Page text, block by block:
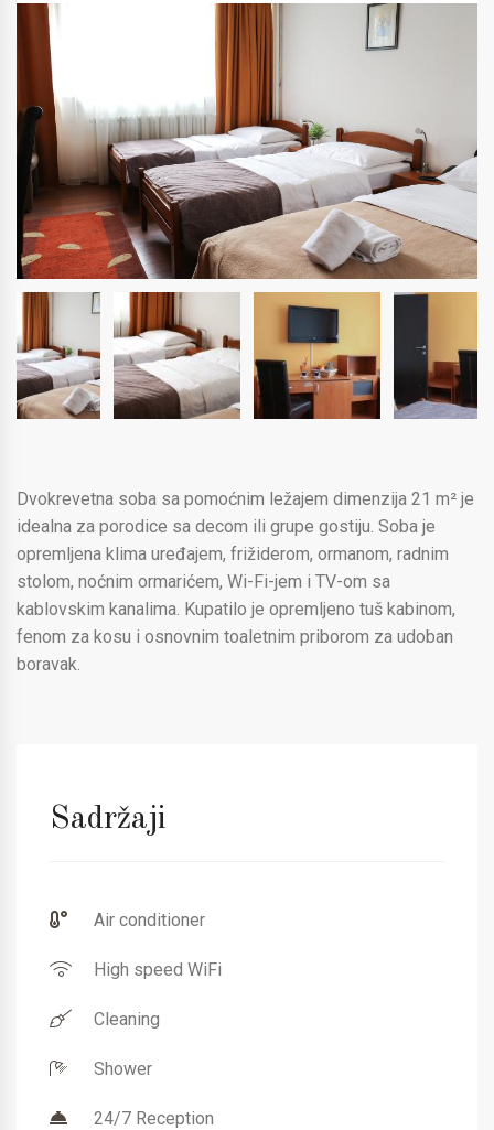
Dvokrevetna soba sa pomoćnim ležajem dimenzija 21 m² je
idealna za porodice sa decom ili grupe gostiju. Soba je
opremljena klima uređajem, frižiderom, ormanom, radnim
stolom, noćnim ormarićem, Wi-Fi-jem i TV-om sa
kablovskim kanalima. Kupatilo je opremljeno tuš kabinom,
fenom za kosu i osnovnim toaletnim priborom za udoban
boravak.
Sadržaji
Air conditioner
High speed WiFi
Cleaning
Shower
24/7 Reception